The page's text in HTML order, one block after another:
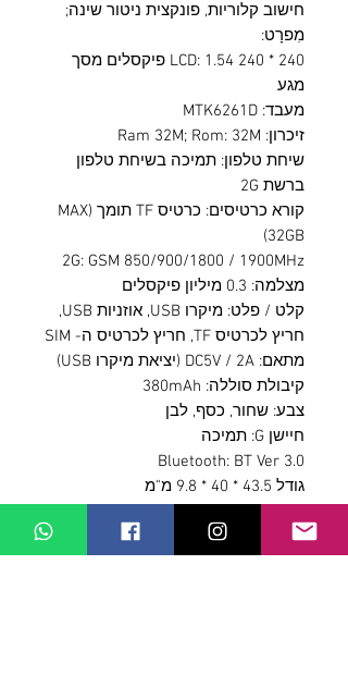
חישוב קלוריות, פונקצית ניטור שינה;
מִפרָט:
LCD: 1.54 240 * 240 פיקסלים מסך
מגע
מעבד: MTK6261D
זיכרון: Ram 32M; Rom: 32M
שיחת טלפון: תמיכה בשיחת טלפון
ברשת 2G
קורא כרטיסים: כרטיס TF תומך (MAX
32GB)
2G: GSM 850/900/1800 / 1900MHz
מצלמה: 0.3 מיליון פיקסלים
קלט / פלט: מיקרו USB, אוזניות USB,
חריץ לכרטיס TF, חריץ לכרטיס ה- SIM
מתאם: DC5V / 2A (יציאת מיקרו USB)
קיבולת סוללה: 380mAh
צבע: שחור, כסף, לבן
חיישן G: תמיכה
Bluetooth: BT Ver 3.0
גודל 43.5 * 40 * 9.8 מ"מ
לאייפון:
אין APK ל- iPhone מכיוון שהוא לא